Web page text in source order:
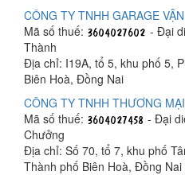
CÔNG TY TNHH GARAGE
Mã số thuế:
- Đại
Thành
Địa chỉ: I19A, tổ 5, khu phố 5,
Biên Hoà, Đồng Nai
CÔNG TY TNHH THƯƠNG
Mã số thuế:
- Đại
Chưởng
Địa chỉ: Số 70, tổ 7, khu phố
Thành phố Biên Hoà, Đồng Nai